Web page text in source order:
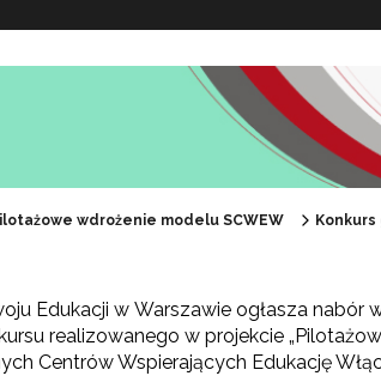
wdrożenie modelu SCWEW
Edukacji w Warszawie ogłasza nabór
realizowanego w projekcie
Centrów Wspierających Edukację